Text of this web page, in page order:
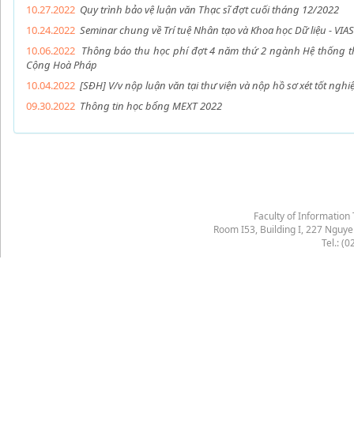
10.27.2022 Quy trình bảo vệ luận văn Thạc sĩ đợt cuối tháng 12/2022
10.24.2022 Seminar chung về Trí tuệ Nhân tạo và Khoa học Dữ liệu -
10.06.2022 Thông báo thu học phí đợt 4 năm thứ 2 ngành Hệ thống
Cộng Hoà Pháp
10.04.2022 [SĐH] V/v nộp luận văn tại thư viện và nộp hồ sơ xét tốt
09.30.2022 Thông tin học bổng MEXT 2022
Faculty of Information
Room I53, Building I, 227
Tel.: